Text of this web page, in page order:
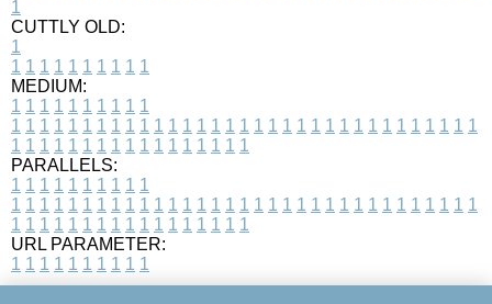
1
CUTTLY OLD:
1
1 1 1 1 1 1 1 1 1 1
MEDIUM:
1 1 1 1 1 1 1 1 1 1
1 1 1 1 1 1 1 1 1 1 1 1 1 1 1 1 1 1 1 1 1 1 1 1 1 1 1 1 1 1 1 1 1
1 1 1 1 1 1 1 1 1 1 1 1 1 1 1 1 1
PARALLELS:
1 1 1 1 1 1 1 1 1 1
1 1 1 1 1 1 1 1 1 1 1 1 1 1 1 1 1 1 1 1 1 1 1 1 1 1 1 1 1 1 1 1 1
1 1 1 1 1 1 1 1 1 1 1 1 1 1 1 1 1
URL PARAMETER:
1 1 1 1 1 1 1 1 1 1